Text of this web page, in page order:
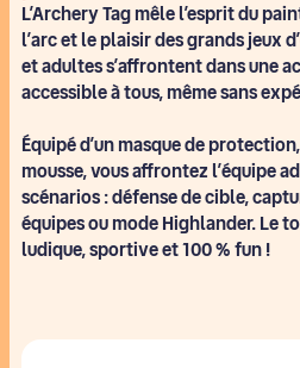
L’Archery Tag mêle l’esprit du
l’arc et le plaisir des grands jeux
et adultes s’affrontent dans une
accessible à tous, même sans
Équipé d’un masque de
mousse, vous affrontez l’équipe
scénarios : défense de cible,
équipes ou mode Highlander. Le
ludique, sportive et 100 % fun !